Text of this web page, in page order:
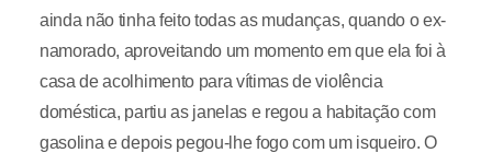
ainda não tinha feito todas as mudanças, quando o ex-
namorado, aproveitando um momento em que ela foi à
casa de acolhimento para vítimas de violência
doméstica, partiu as janelas e regou a habitação com
gasolina e depois pegou-lhe fogo com um isqueiro. O